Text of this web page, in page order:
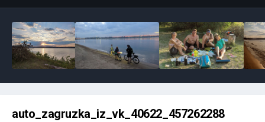
auto_zagruzka_iz_vk_40622_457262288